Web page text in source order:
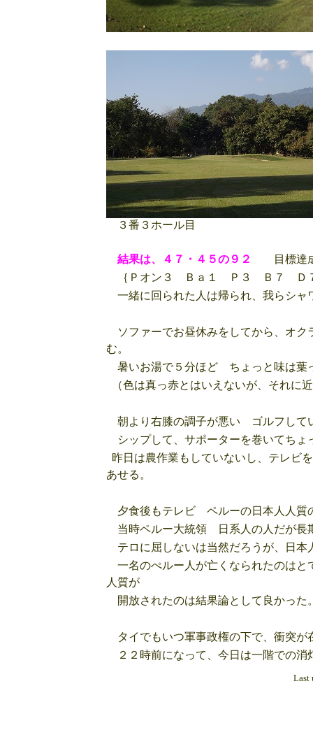
３番３ホール目
結果は、４７・４５の９２
目標達成
｛Ｐオン３ Ｂａ１ Ｐ３ Ｂ７ Ｄ
一緒に回られた人は帰られ、我らシャ
ソファーでお昼休みをしてから、オ
む。
暑いお湯で５分ほど ちょっと味は葉
（色は真っ赤とはいえないが、それに
朝より右膝の調子が悪い ゴルフして
シップして、サポーターを巻いてちょ
昨日は農作業もしていないし、テレビ
あせる。
夕食後もテレビ ペルーの日本人人質
当時ペルー大統領 日系人の人だが長
テロに屈しないは当然だろうが、日本
一名のぺルー人が亡くなられたのはと
人質が
開放されたのは結果論として良かった
タイでもいつ軍事政権の下で、衝突が
２２時前になって、今日は一階での消
Last